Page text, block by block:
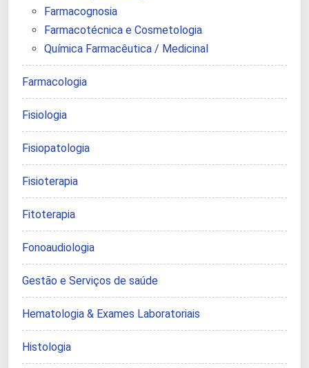
Farmacognosia
Farmacotécnica e Cosmetologia
Química Farmacêutica / Medicinal
Farmacologia
Fisiologia
Fisiopatologia
Fisioterapia
Fitoterapia
Fonoaudiologia
Gestão e Serviços de saúde
Hematologia & Exames Laboratoriais
Histologia